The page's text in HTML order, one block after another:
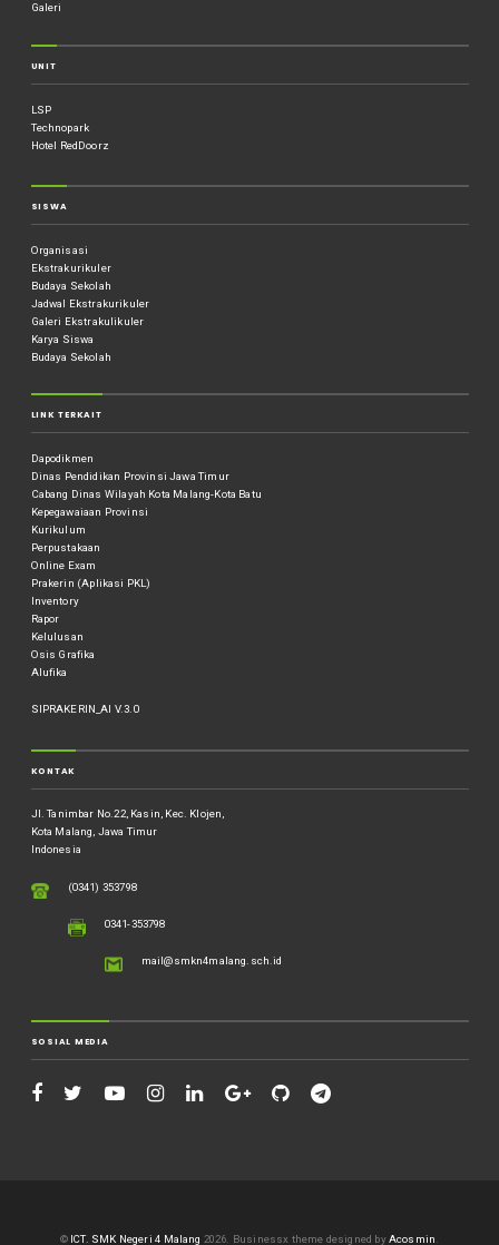
Galeri
UNIT
LSP
Technopark
Hotel RedDoorz
SISWA
Organisasi
Ekstrakurikuler
Budaya Sekolah
Jadwal Ekstrakurikuler
Galeri Ekstrakulikuler
Karya Siswa
Budaya Sekolah
LINK TERKAIT
Dapodikmen
Dinas Pendidikan Provinsi Jawa Timur
Cabang Dinas Wilayah Kota Malang-Kota Batu
Kepegawaiaan Provinsi
Kurikulum
Perpustakaan
Online Exam
Prakerin (Aplikasi PKL)
Inventory
Rapor
Kelulusan
Osis Grafika
Alufika
SIPRAKERIN_AI V.3.0
KONTAK
Jl. Tanimbar No.22, Kasin, Kec. Klojen,
Kota Malang, Jawa Timur
Indonesia
(0341) 353798
0341-353798
mail@smkn4malang.sch.id
SOSIAL MEDIA
© ICT. SMK Negeri 4 Malang 2026. Businessx theme designed byAcosmin.